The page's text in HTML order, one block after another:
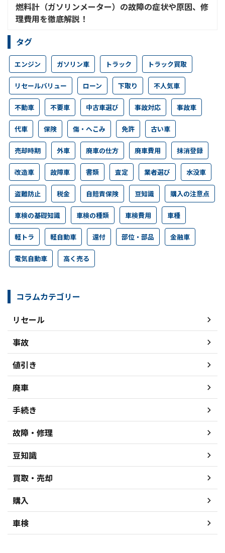
燃料計（ガソリンメーター）の故障の症状や原因、修
理費用を徹底解説！
タグ
エンジン ガソリン車 トラック トラック買取
リセールバリュー ローン 下取り 不人気車
不動車 不要車 中古車選び 事故対応 事故車
代車 保険 傷・へこみ 免許 古い車
売却時期 外車 廃車の仕方 廃車費用 抹消登録
改造車 故障車 書類 査定 業者選び 水没車
盗難防止 税金 自賠責保険 豆知識 購入の注意点
車検の基礎知識 車検の種類 車検費用 車種
軽トラ 軽自動車 還付 部位・部品 金融車
電気自動車 高く売る
コラムカテゴリー
リセール
事故
値引き
廃車
手続き
故障・修理
豆知識
買取・売却
購入
車検